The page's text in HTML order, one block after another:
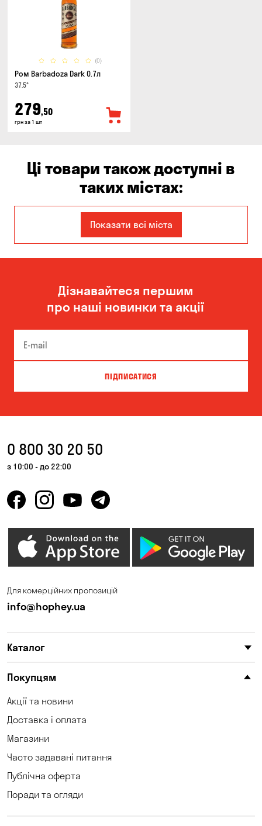
(0)
Ром Barbadoza Dark 0.7л
37.5°
279,50
грн за 1 шт
Ці товари також доступні в
таких містах:
Запоріжжя
Київ Миколаїв
Показати всі міста
Дізнавайтеся першим
про наші новинки та акції
ПІДПИСАТИСЯ
0 800 30 20 50
з 10:00 - до 22:00
Для комерційних пропозицій
info@hophey.ua
Каталог
Покупцям
Акції та новини
Доставка і оплата
Магазини
Часто задавані питання
Публічна оферта
Поради та огляди